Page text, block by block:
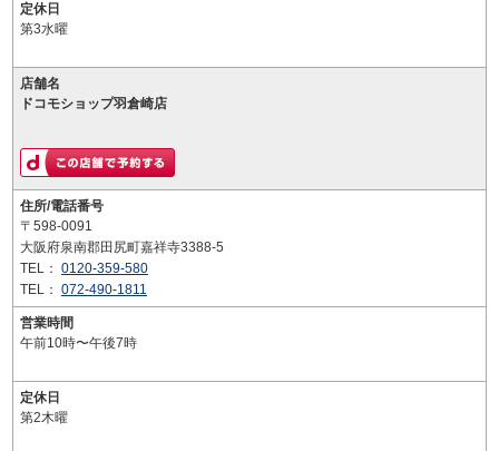
定休日
第3水曜
店舗名
ドコモショップ羽倉崎店
住所/電話番号
〒598-0091
大阪府泉南郡田尻町嘉祥寺3388-5
TEL： 0120-359-580
TEL： 072-490-1811
営業時間
午前10時〜午後7時
定休日
第2木曜